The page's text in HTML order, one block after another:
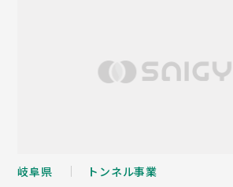
岐阜県 トンネル事業